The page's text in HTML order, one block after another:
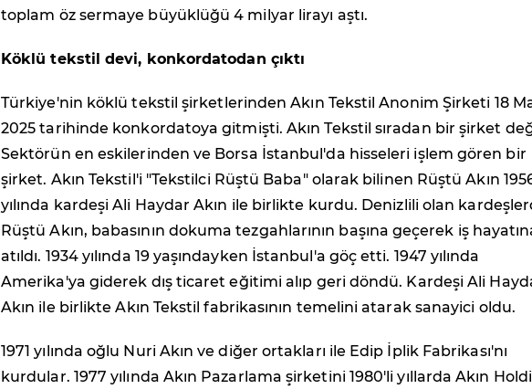
toplam öz sermaye büyüklüğü 4 milyar lirayı aştı.
Köklü tekstil devi, konkordatodan çıktı
Türkiye'nin köklü tekstil şirketlerinden Akın Tekstil Anonim Şirketi 18
2025 tarihinde konkordatoya gitmişti. Akın Tekstil sıradan bir şirket
Sektörün en eskilerinden ve Borsa İstanbul'da hisseleri işlem gören bir
şirket. Akın Tekstil'i "Tekstilci Rüştü Baba" olarak bilinen Rüştü Akın
yılında kardeşi Ali Haydar Akın ile birlikte kurdu. Denizlili olan
Rüştü Akın, babasının dokuma tezgahlarının başına geçerek iş
atıldı. 1934 yılında 19 yaşındayken İstanbul'a göç etti. 1947 yılında
Amerika'ya giderek dış ticaret eğitimi alıp geri döndü. Kardeşi Ali
Akın ile birlikte Akın Tekstil fabrikasının temelini atarak sanayici oldu.
1971 yılında oğlu Nuri Akın ve diğer ortakları ile Edip İplik Fabrikası'nı
kurdular. 1977 yılında Akın Pazarlama şirketini 1980'li yıllarda Akın